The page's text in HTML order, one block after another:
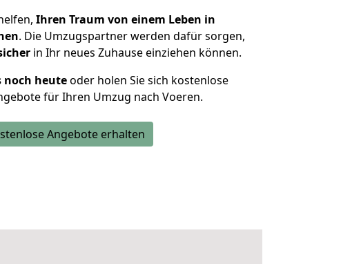
Ihren Traum von einem Leben in
. Die Umzugspartner werden dafür sorgen,
in Ihr neues Zuhause einziehen können.
noch heuteoder holen Sie sich kostenlose
für Ihren Umzug nach Voeren.
Angebote erhalten